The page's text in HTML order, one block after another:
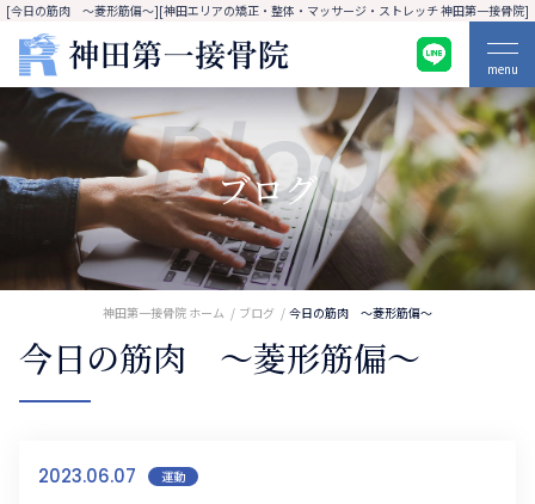
[今日の筋肉 ～菱形筋偏～][神田エリアの矯正・整体・マッサージ・ストレッチ 神田第一接骨院]
menu
Blog
ブログ
神田第一接骨院 ホーム ブログ 今日の筋肉 ～菱形筋偏～
今日の筋肉 ～菱形筋偏～
2023.06.07 運動